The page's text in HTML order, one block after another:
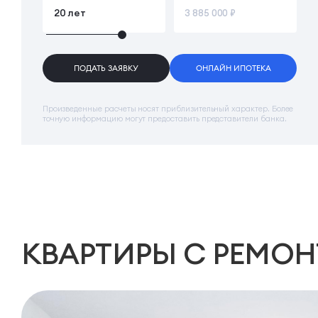
ПОДАТЬ ЗАЯВКУ ОНЛАЙН ИПОТЕКА
Произведенные расчеты носят приблизительный характер. Более
точную информацию могут предоставить представители банка.
КВАРТИРЫ С